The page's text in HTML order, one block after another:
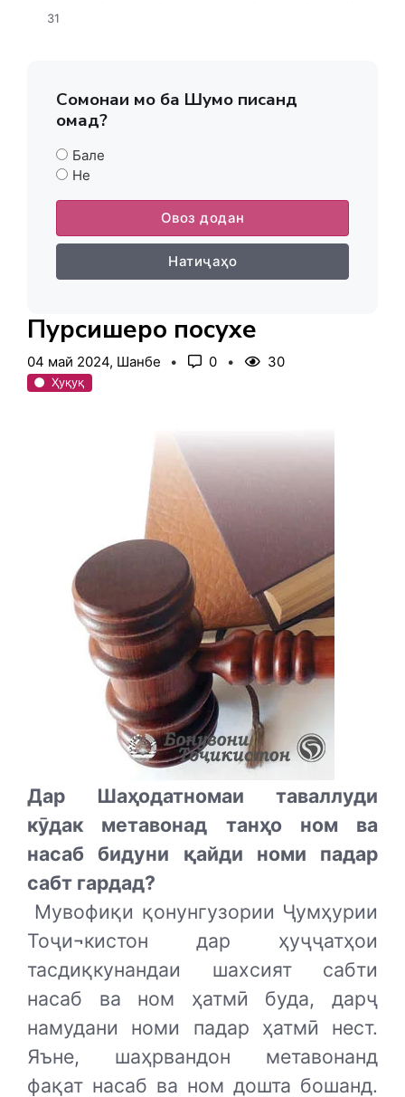
31
Сомонаи мо ба Шумо писанд
омад?
Бале
Не
Овоз додан
Натиҷаҳо
Пурсишеро посухе
04 май 2024, Шанбе 0 30
Ҳуқуқ
Дар Шаҳодатномаи таваллуди
кӯдак метавонад танҳо ном ва
насаб бидуни қайди номи падар
сабт гардад?
Мувофиқи қонунгузории Ҷумҳурии
Тоҷи¬кистон дар ҳуҷҷатҳои
тасдиқкунандаи шахсият сабти
насаб ва ном ҳатмӣ буда, дарҷ
намудани номи падар ҳатмӣ нест.
Яъне, шаҳрвандон метавонанд
фақат насаб ва ном дошта бошанд.